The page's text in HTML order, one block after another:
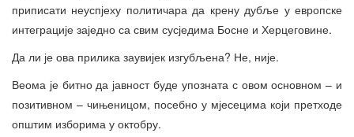
приписати неуспјеху политичара да крену дубље у европске
интеграције заједно са свим сусједима Босне и Херцеговине.
Да ли је ова прилика заувијек изгубљена? Не, није.
Веома је битно да јавност буде упозната с овом основном – и
позитивном – чињеницом, посебно у мјесецима који претходе
општим изборима у октобру.